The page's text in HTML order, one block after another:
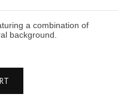
a combination of
background.